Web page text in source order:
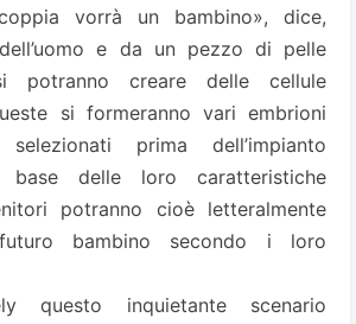
vorrà un bambino», dice,
e da un pezzo di pelle
potranno creare delle cellule
si formeranno vari embrioni
prima dell’impianto
base delle loro caratteristiche
potranno cioè letteralmente
bambino secondo i loro
questo inquietante scenario